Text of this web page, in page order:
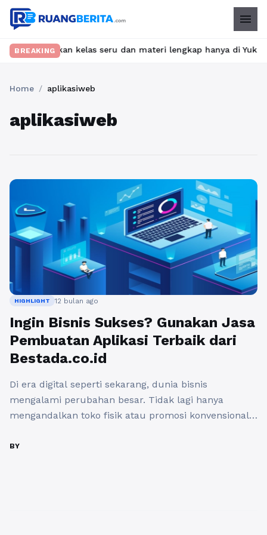
menu
BREAKINGkelas seru dan materi lengkap hanya di
Home / aplikasiweb
aplikasiweb
HIGHLIGHT 12 bulan ago
Ingin Bisnis Sukses? Gunakan Jasa
Pembuatan Aplikasi Terbaik dari
Bestada.co.id
Di era digital seperti sekarang, dunia bisnis
mengalami perubahan besar. Tidak lagi hanya
mengandalkan toko fisik atau promosi konvensional,
Salah satu strategi paling efektif untuk membawa
BY